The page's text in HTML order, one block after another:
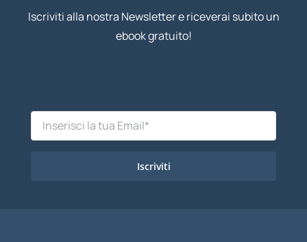
Iscriviti alla nostra Newsletter e riceverai subito un
ebook gratuito!
Iscriviti